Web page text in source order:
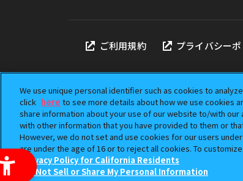
ご利用規約 プライバシーポ
本サイトに掲載
「ガシャポン」
©BANDAI
We use unique personal identifier such as cookies to
click here to see more details about how we use cookies
share information about your use of our website to/with
with other information that you have provided to them or
However, we do not set and use cookies for our users
are under the age of 16 or to reject all cookies. To
Privacy Policy for California Residents
Do Not Sell or Share My Personal Information